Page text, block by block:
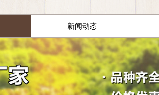
新闻动态